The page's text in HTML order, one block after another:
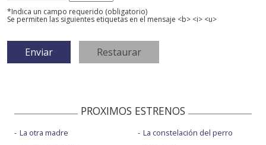
*Indica un campo requerido (obligatorio)
Se permiten las siguientes etiquetas en el mensaje <b> <i> <u>
PROXIMOS ESTRENOS
La otra madre
La constelación del perro